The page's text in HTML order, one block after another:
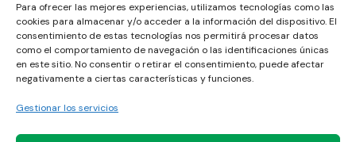
Para ofrecer las mejores experiencias, utilizamos tecnologías como las
cookies para almacenar y/o acceder a la información del dispositivo. El
consentimiento de estas tecnologías nos permitirá procesar datos
como el comportamiento de navegación o las identificaciones únicas
en este sitio. No consentir o retirar el consentimiento, puede afectar
negativamente a ciertas características y funciones.
Gestionar los servicios
Enlaces
Política de calidad
Política de cookies
Aviso legal